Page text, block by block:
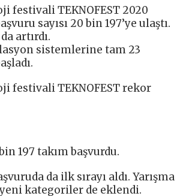
festivali TEKNOFEST 2020
sayısı 20 bin 197’ye ulaştı.
artırdı.
sistemlerine tam 23
festivali TEKNOFEST rekor
197 takım başvurdu.
da ilk sırayı aldı. Yarışma
kategoriler de eklendi.